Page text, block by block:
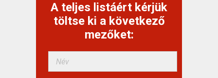
A teljes listáért kérjük
töltse ki a következő
mezőket: